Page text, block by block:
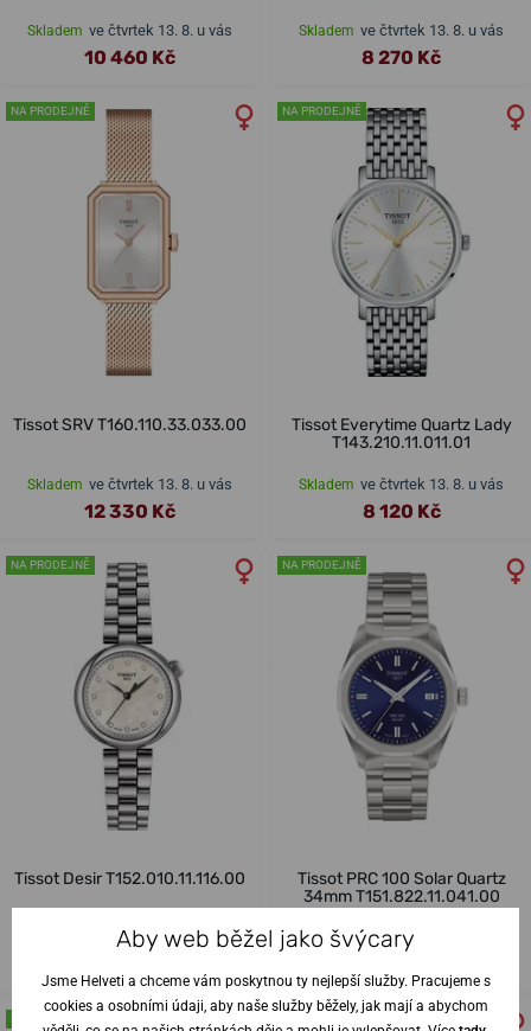
Skladem ve čtvrtek 13. 8. u vás
10 460 Kč
Skladem ve čtvrtek 13. 8. u vás
8 270 Kč
NA PRODEJNĚ
Tissot SRV T160.110.33.033.00
Skladem ve čtvrtek 13. 8. u vás
12 330 Kč
NA PRODEJNĚ
Tissot Everytime Quartz Lady
T143.210.11.011.01
Skladem ve čtvrtek 13. 8. u vás
8 120 Kč
NA PRODEJNĚ
Tissot Desir T152.010.11.116.00
ve čtvrtek 13. 8. u vás
NA PRODEJNĚ
Tissot PRC 100 Solar Quartz
34mm T151.822.11.041.00
Skladem ve čtvrtek 13. 8. u vás
Aby web běžel jako švýcary
Jsme Helveti a chceme vám poskytnou ty nejlepší služby. Pracujeme s
cookies a osobními údaji, aby naše služby běžely, jak mají a abychom